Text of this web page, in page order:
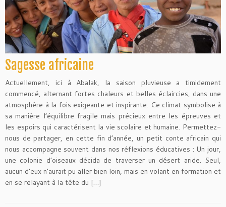
Sagesse africaine
Actuellement, ici à Abalak, la saison pluvieuse a timidement
commencé, alternant fortes chaleurs et belles éclaircies, dans une
atmosphère à la fois exigeante et inspirante. Ce climat symbolise à
sa manière l’équilibre fragile mais précieux entre les épreuves et
les espoirs qui caractérisent la vie scolaire et humaine. Permettez-
nous de partager, en cette fin d’année, un petit conte africain qui
nous accompagne souvent dans nos réflexions éducatives : Un jour,
une colonie d’oiseaux décida de traverser un désert aride. Seul,
aucun d’eux n’aurait pu aller bien loin, mais en volant en formation et
en se relayant à la tête du […]